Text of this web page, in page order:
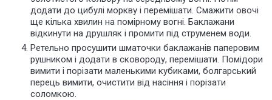
додати до цибулі моркву і перемішати. Смажити овочі
ще кілька хвилин на помірному вогні. Баклажани
відкинути на друшляк і промити під струменем води.
Ретельно просушити шматочки баклажанів паперовим
рушником і додати в сковороду, перемішати. Помідори
вимити і порізати маленькими кубиками, болгарський
перець вимити, очистити від насіння і порізати
соломкою.